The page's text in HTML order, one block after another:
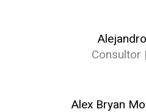
Consultor
Alex Bryan